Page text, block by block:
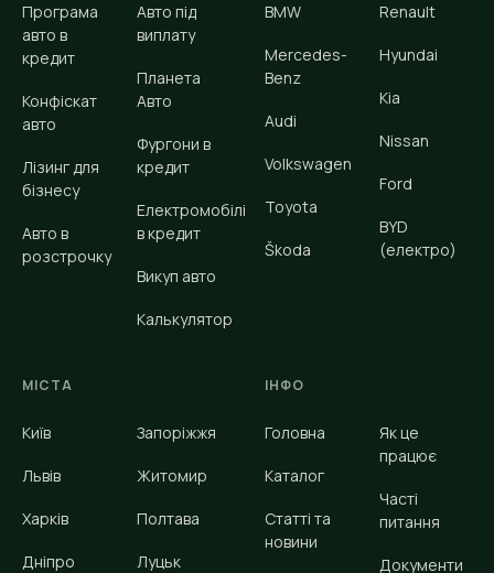
Програма
авто в
кредит
Конфіскат
авто
Лізинг для
бізнесу
Авто в
розстрочку
Авто під
виплату
Планета
Авто
Фургони в
кредит
Електромобілі
в кредит
Викуп авто
Калькулятор
BMW
Mercedes-
Benz
Audi
Volkswagen
Toyota
Škoda
Renault
Hyundai
Kia
Nissan
Ford
BYD
(електро)
МІСТА
Київ
Львів
Харків
Дніпро
Запоріжжя
Житомир
Полтава
Луцьк
ІНФО
Головна
Каталог
Статті та
новини
Як це
працює
Часті
питання
Документи